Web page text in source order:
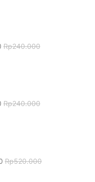
Rp240.000
Rp240.000
Rp520.000